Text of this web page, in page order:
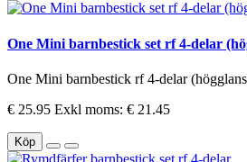
One Mini barnbestick set rf 4-delar
One Mini barnbestick rf 4-delar
€ 25.95 Exkl moms: € 21.45
Köp